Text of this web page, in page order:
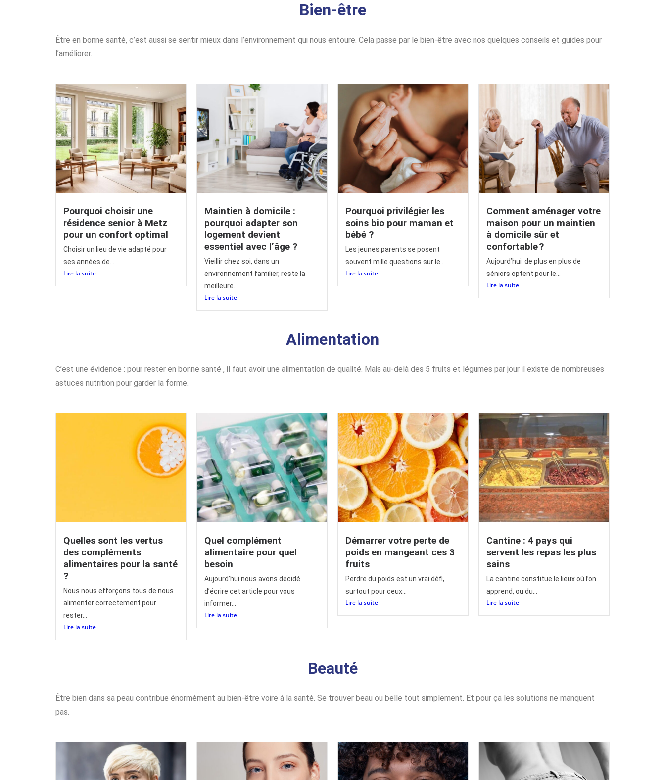
Bien-être
Être en bonne santé, c’est aussi se sentir mieux dans l’environnement qui nous entoure. Cela passe par le bien-être avec nos quelques conseils et guides pour
l’améliorer.
Pourquoi choisir une
résidence senior à Metz
pour un confort optimal
Choisir un lieu de vie adapté pour
ses années de...
Lire la suite
Maintien à domicile :
pourquoi adapter son
logement devient
essentiel avec l’âge ?
Vieillir chez soi, dans un
environnement familier, reste la
meilleure...
Lire la suite
Pourquoi privilégier les
soins bio pour maman et
bébé ?
Les jeunes parents se posent
souvent mille questions sur le...
Lire la suite
Comment aménager votre
maison pour un maintien
à domicile sûr et
confortable ?
Aujourd’hui, de plus en plus de
séniors optent pour le...
Lire la suite
Alimentation
C’est une évidence : pour rester en bonne santé , il faut avoir une alimentation de qualité. Mais au-delà des 5 fruits et légumes par jour il existe de nombreuses
astuces nutrition pour garder la forme.
Quelles sont les vertus
des compléments
alimentaires pour la santé
?
Nous nous efforçons tous de nous
alimenter correctement pour
rester...
Lire la suite
Quel complément
alimentaire pour quel
besoin
Aujourd’hui nous avons décidé
d’écrire cet article pour vous
informer...
Lire la suite
Démarrer votre perte de
poids en mangeant ces 3
fruits
Perdre du poids est un vrai défi,
surtout pour ceux...
Lire la suite
Cantine : 4 pays qui
servent les repas les plus
sains
La cantine constitue le lieux où l’on
apprend, ou du...
Lire la suite
Beauté
Être bien dans sa peau contribue énormément au bien-être voire à la santé. Se trouver beau ou belle tout simplement. Et pour ça les solutions ne manquent
pas.